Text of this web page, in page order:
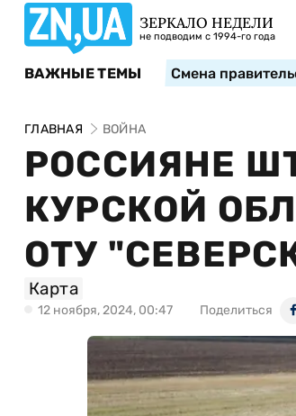
ЗЕРКАЛО НЕДЕЛИ
не подводим с 1994-го года
ВАЖНЫЕ ТЕМЫ Смена
ГЛАВНАЯ ВОЙНА
РОССИЯНЕ
КУРСКОЙ
ОТУ
Карта
12 ноября, 2024, 00:47 Поделиться